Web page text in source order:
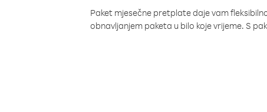
Paket mjesečne pretplate daje vam
obnavljanjem paketa u bilo koje vrijeme. S